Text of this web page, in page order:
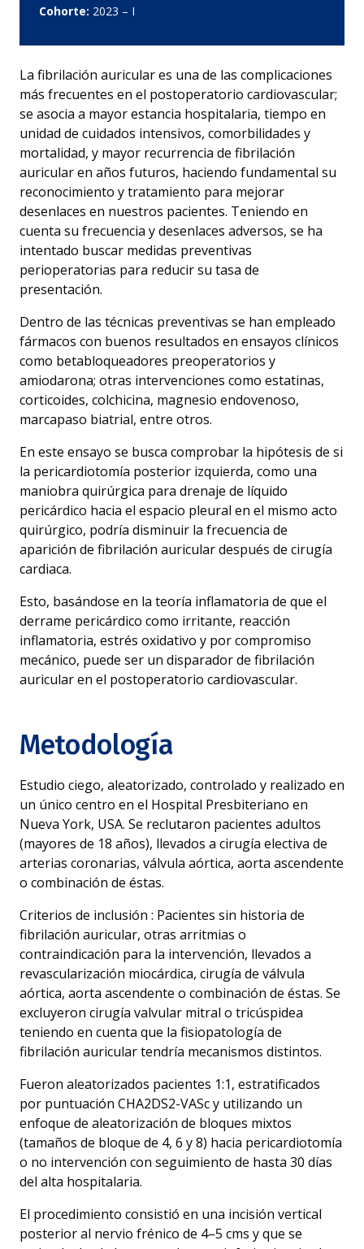
Cohorte: 2023 – I
La fibrilación auricular es una de las complicaciones
más frecuentes en el postoperatorio cardiovascular;
se asocia a mayor estancia hospitalaria, tiempo en
unidad de cuidados intensivos, comorbilidades y
mortalidad, y mayor recurrencia de fibrilación
auricular en años futuros, haciendo fundamental su
reconocimiento y tratamiento para mejorar
desenlaces en nuestros pacientes. Teniendo en
cuenta su frecuencia y desenlaces adversos, se ha
intentado buscar medidas preventivas
perioperatorias para reducir su tasa de
presentación.
Dentro de las técnicas preventivas se han empleado
fármacos con buenos resultados en ensayos clínicos
como betabloqueadores preoperatorios y
amiodarona; otras intervenciones como estatinas,
corticoides, colchicina, magnesio endovenoso,
marcapaso biatrial, entre otros.
En este ensayo se busca comprobar la hipótesis de si
la pericardiotomía posterior izquierda, como una
maniobra quirúrgica para drenaje de líquido
pericárdico hacia el espacio pleural en el mismo acto
quirúrgico, podría disminuir la frecuencia de
aparición de fibrilación auricular después de cirugía
cardiaca.
Esto, basándose en la teoría inflamatoria de que el
derrame pericárdico como irritante, reacción
inflamatoria, estrés oxidativo y por compromiso
mecánico, puede ser un disparador de fibrilación
auricular en el postoperatorio cardiovascular.
Metodología
Estudio ciego, aleatorizado, controlado y realizado en
un único centro en el Hospital Presbiteriano en
Nueva York, USA. Se reclutaron pacientes adultos
(mayores de 18 años), llevados a cirugía electiva de
arterias coronarias, válvula aórtica, aorta ascendente
o combinación de éstas.
Criterios de inclusión : Pacientes sin historia de
fibrilación auricular, otras arritmias o
contraindicación para la intervención, llevados a
revascularización miocárdica, cirugía de válvula
aórtica, aorta ascendente o combinación de éstas. Se
excluyeron cirugía valvular mitral o tricúspidea
teniendo en cuenta que la fisiopatología de
fibrilación auricular tendría mecanismos distintos.
Fueron aleatorizados pacientes 1:1, estratificados
por puntuación CHA2DS2-VASc y utilizando un
enfoque de aleatorización de bloques mixtos
(tamaños de bloque de 4, 6 y 8) hacia pericardiotomía
o no intervención con seguimiento de hasta 30 días
del alta hospitalaria.
El procedimiento consistió en una incisión vertical
posterior al nervio frénico de 4–5 cms y que se